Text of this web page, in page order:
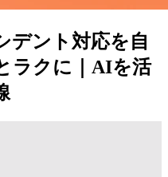
デント対応を自
ラクに｜AIを活